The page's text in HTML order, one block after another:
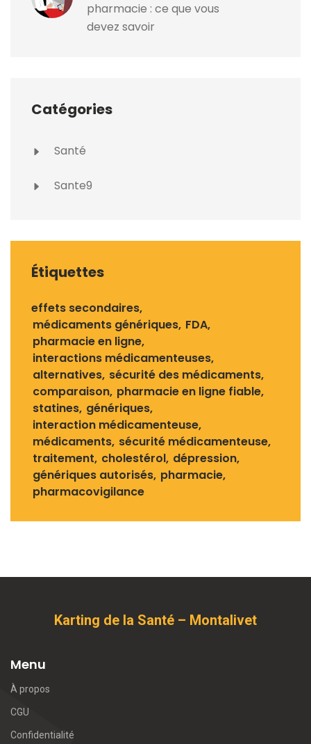
pharmacie : ce que vous
devez savoir
Catégories
Santé
Sante9
Étiquettes
effets secondaires
médicaments génériques FDA
pharmacie en ligne
interactions médicamenteuses
alternatives sécurité des médicaments
comparaison pharmacie en ligne fiable
statines génériques
interaction médicamenteuse
médicaments sécurité médicamenteuse
traitement cholestérol dépression
génériques autorisés pharmacie
pharmacovigilance
Karting de la Santé – Montalivet
Menu
À propos
CGU
Confidentialité